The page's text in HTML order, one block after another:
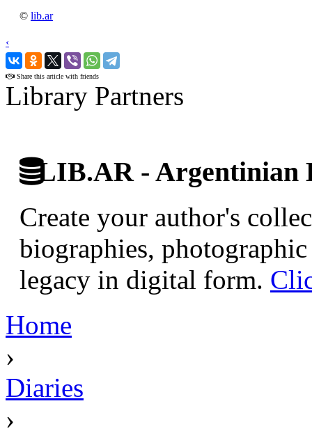
© lib.ar
‹
›
Share this article with friends
Library Partners
LIB.AR - Argentinian
Create your author's
biographies,
legacy in digital form.
Home
›
Diaries
›